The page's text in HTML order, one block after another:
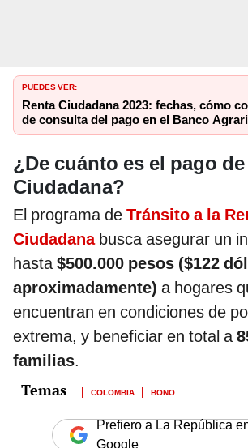
PUEDES VER:
Renta Ciudadana 2023: fechas, cómo
de consulta del pago en el Banco
¿De cuánto es el pago
Ciudadana?
El programa de Tránsito a la
Ciudadanabusca asegurar un
hasta$500.000 pesos ($122
aproximadamente) a hogares
encuentran en condiciones de
extrema, y beneficiar en total a
familias.
COLOMBIA BONO
Prefiero a La República
Google